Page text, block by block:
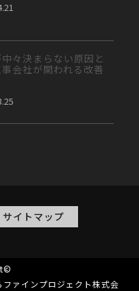
々決まらない原因と
会社が関われる改善
サイトマップ
ァインプロジェクト株式会